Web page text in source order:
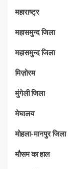
महाराष्‍ट्र
महासमुन्द जिला
महासमुन्द जिला
मिज़ोरम
मुंगेली जिला
मेघालय
मोहला-मानपुर जिला
मौसम का हाल